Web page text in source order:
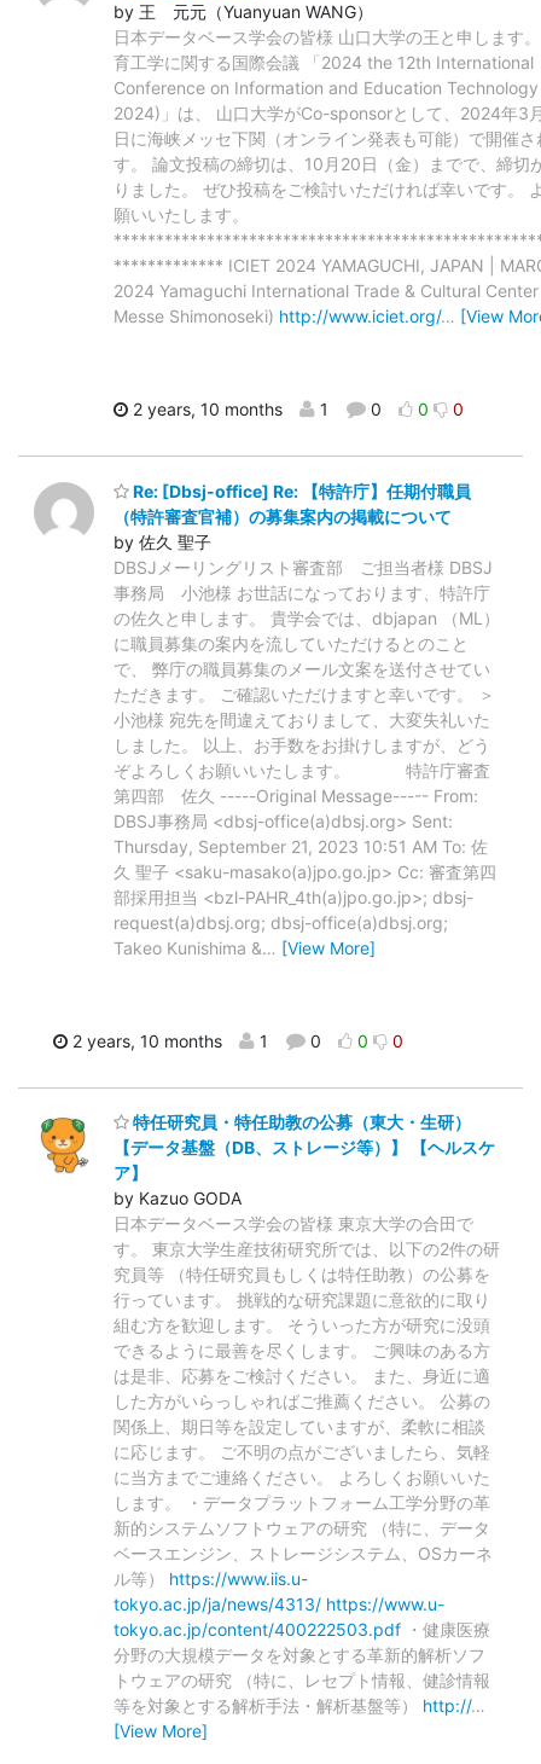
by 王 元元（Yuanyuan WANG）
日本データベース学会の皆様 山口大学の王と申します
育工学に関する国際会議 「2024 the 12th International
Conference on Information and Education Technology
2024)」は、 山口大学がCo-sponsorとして、2024年3
日に海峡メッセ下関（オンライン発表も可能）で開催
す。 論文投稿の締切は、10月20日（金）までで、締切
りました。 ぜひ投稿をご検討いただければ幸いです。
願いいたします。
************* ICIET 2024 YAMAGUCHI, JAPAN |
2024 Yamaguchi International Trade & Cultural
Messe Shimonoseki) http://www.iciet.org/… [View
2 years, 10 months 1 0 0 0
Re: [Dbsj-office] Re: 【特許庁】任期付職員
（特許審査官補）の募集案内の掲載について
by 佐久 聖子
DBSJメーリングリスト審査部 ご担当者様 DBSJ
事務局 小池様 お世話になっております、特許庁
の佐久と申します。 貴学会では、dbjapan （ML）
に職員募集の案内を流していただけるとのこと
で、 弊庁の職員募集のメール文案を送付させてい
ただきます。 ご確認いただけますと幸いです。 ＞
小池様 宛先を間違えておりまして、大変失礼いた
しました。 以上、お手数をお掛けしますが、どう
ぞよろしくお願いいたします。 特許庁審査
第四部 佐久 -----Original Message----- From:
DBSJ事務局 <dbsj-office(a)dbsj.org> Sent:
Thursday, September 21, 2023 10:51 AM To: 佐
久 聖子 <saku-masako(a)jpo.go.jp> Cc: 審査第四
部採用担当 <bzl-PAHR_4th(a)jpo.go.jp>; dbsj-
request(a)dbsj.org; dbsj-office(a)dbsj.org;
Takeo Kunishima &… [View More]
2 years, 10 months 1 0 0 0
特任研究員・特任助教の公募（東大・生研）
【データ基盤（DB、ストレージ等）】 【ヘルスケ
ア】
by Kazuo GODA
日本データベース学会の皆様 東京大学の合田で
す。 東京大学生産技術研究所では、以下の2件の研
究員等 （特任研究員もしくは特任助教）の公募を
行っています。 挑戦的な研究課題に意欲的に取り
組む方を歓迎します。 そういった方が研究に没頭
できるように最善を尽くします。 ご興味のある方
は是非、応募をご検討ください。 また、身近に適
した方がいらっしゃればご推薦ください。 公募の
関係上、期日等を設定していますが、柔軟に相談
に応じます。 ご不明の点がございましたら、気軽
に当方までご連絡ください。 よろしくお願いいた
します。 ・データプラットフォーム工学分野の革
新的システムソフトウェアの研究 （特に、データ
ベースエンジン、ストレージシステム、OSカーネ
ル等） https://www.iis.u-
tokyo.ac.jp/ja/news/4313/ https://www.u-
tokyo.ac.jp/content/400222503.pdf ・健康医療
分野の大規模データを対象とする革新的解析ソフ
トウェアの研究 （特に、レセプト情報、健診情報
等を対象とする解析手法・解析基盤等） http://…
[View More]